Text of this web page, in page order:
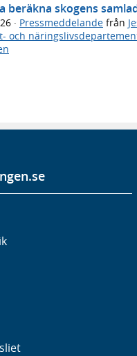
beräkna skogens
· Pressmeddelande från
och